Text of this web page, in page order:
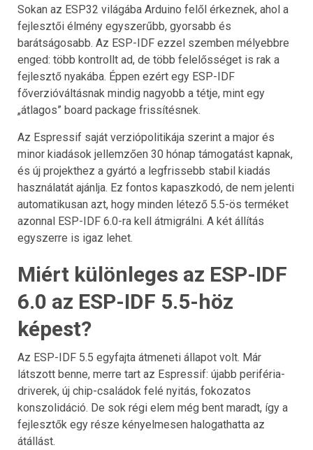
Sokan az ESP32 világába Arduino felől érkeznek, ahol a
fejlesztői élmény egyszerűbb, gyorsabb és
barátságosabb. Az ESP-IDF ezzel szemben mélyebbre
enged: több kontrollt ad, de több felelősséget is rak a
fejlesztő nyakába. Éppen ezért egy ESP-IDF
főverzióváltásnak mindig nagyobb a tétje, mint egy
„átlagos” board package frissítésnek.
Az Espressif saját verziópolitikája szerint a major és
minor kiadások jellemzően 30 hónap támogatást kapnak,
és új projekthez a gyártó a legfrissebb stabil kiadás
használatát ajánlja. Ez fontos kapaszkodó, de nem jelenti
automatikusan azt, hogy minden létező 5.5-ös terméket
azonnal ESP-IDF 6.0-ra kell átmigrálni. A két állítás
egyszerre is igaz lehet.
Miért különleges az ESP-IDF
6.0 az ESP-IDF 5.5-höz
képest?
Az ESP-IDF 5.5 egyfajta átmeneti állapot volt. Már
látszott benne, merre tart az Espressif: újabb periféria-
driverek, új chip-családok felé nyitás, fokozatos
konszolidáció. De sok régi elem még bent maradt, így a
fejlesztők egy része kényelmesen halogathatta az
átállást.